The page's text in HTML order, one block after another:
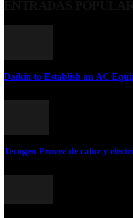
Daikin to Establish an AC
Tecogen Provee de calor y